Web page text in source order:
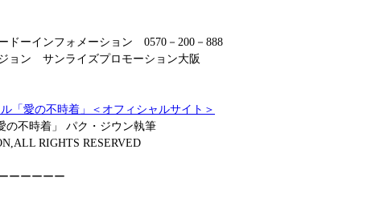
ドーインフォメーション　0570－200－888
ョン　サンライズプロモーション大阪
「愛の不時着」＜オフィシャルサイト＞
の不時着」 パク・ジウン執筆
RIGHTS RESERVED
ーーーーー